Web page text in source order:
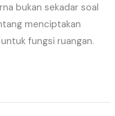
bukan sekadar soal
menciptakan
fungsi ruangan.